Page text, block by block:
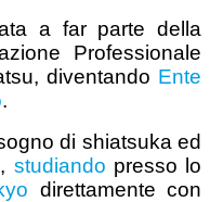
a far parte della
Professionale
diventando Ente
.
di shiatsuka ed
, studiando presso lo
direttamente con